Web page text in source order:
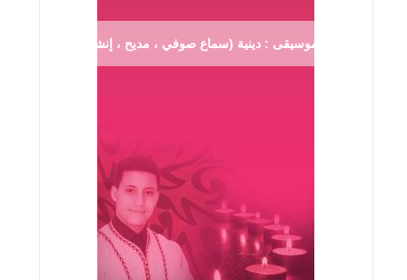
موسيقى : دينية (سماع صوفي ، مديح ، إنشاد ...)